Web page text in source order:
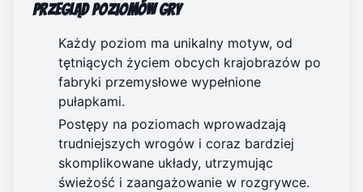
Przegląd poziomów gry
Każdy poziom ma unikalny motyw, od
tętniących życiem obcych krajobrazów po
fabryki przemysłowe wypełnione
pułapkami.
Postępy na poziomach wprowadzają
trudniejszych wrogów i coraz bardziej
skomplikowane układy, utrzymując
świeżość i zaangażowanie w rozgrywce.